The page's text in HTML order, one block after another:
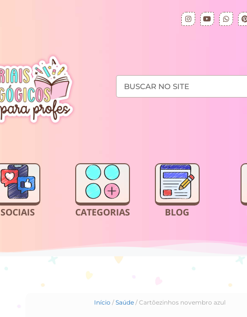
SOCIAIS CATEGORIAS BLOG
Início / Saúde / Cartõezinhos novembro azul